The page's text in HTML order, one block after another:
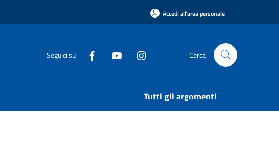
Accedi all'area personale
Seguici su Cerca
Tutti gli argomenti